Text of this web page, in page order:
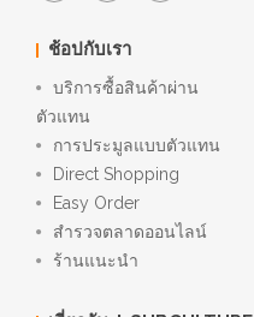
ช้อปกับเรา
บริการซื้อสินค้าผ่าน
ตัวแทน
การประมูลแบบตัวแทน
Direct Shopping
Easy Order
สำรวจตลาดออนไลน์
ร้านแนะนำ